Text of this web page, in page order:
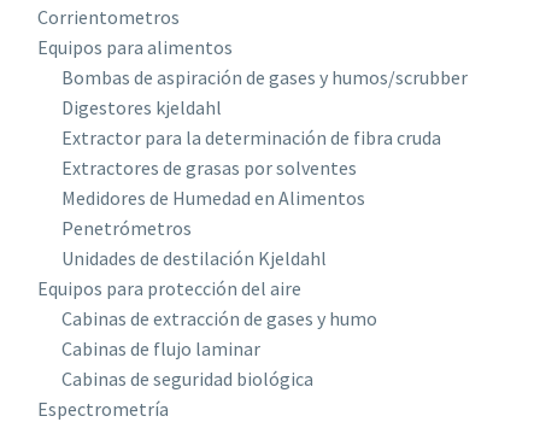
Corrientometros
Equipos para alimentos
Bombas de aspiración de gases y humos/scrubber
Digestores kjeldahl
Extractor para la determinación de fibra cruda
Extractores de grasas por solventes
Medidores de Humedad en Alimentos
Penetrómetros
Unidades de destilación Kjeldahl
Equipos para protección del aire
Cabinas de extracción de gases y humo
Cabinas de flujo laminar
Cabinas de seguridad biológica
Espectrometría